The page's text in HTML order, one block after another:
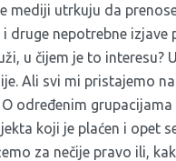
mediji utrkuju da
druge nepotrebne izjave
u čijem je to interesu?
Ali svi mi pristajemo
određenim
koji je plaćen i opet
za nečije pravo ili,